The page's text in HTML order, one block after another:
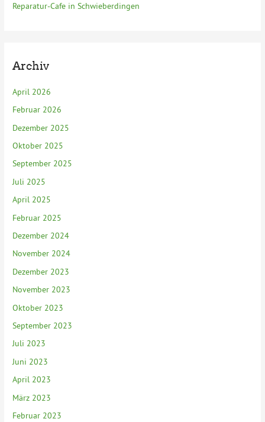
Reparatur-Cafe in Schwieberdingen
Archiv
April 2026
Februar 2026
Dezember 2025
Oktober 2025
September 2025
Juli 2025
April 2025
Februar 2025
Dezember 2024
November 2024
Dezember 2023
November 2023
Oktober 2023
September 2023
Juli 2023
Juni 2023
April 2023
März 2023
Februar 2023